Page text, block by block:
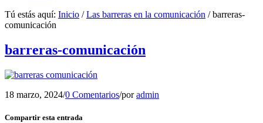
Tú estás aquí: Inicio / Las barreras en la comunicación / barreras-
comunicación
barreras-comunicación
18 marzo, 2024/0 Comentarios/poradmin
Compartir esta entrada